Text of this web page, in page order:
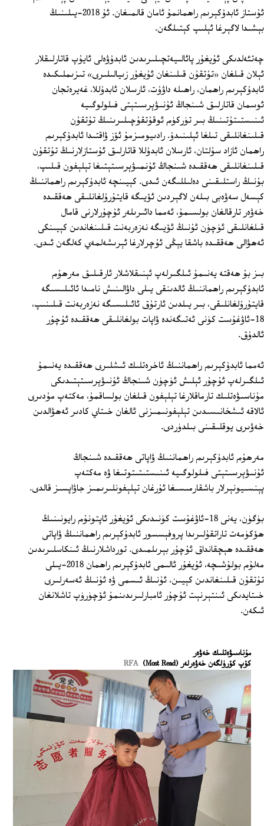
ئۇستاز ئابدۇكېرىم راھمانمۇ ئامان قالمىغان. ئۇ 2018-يىلىنىڭ
بېشىدا لاگېرغا ئېلىپ كېتىلگەن.
چەتئەلدىكى ئۇيغۇر پائالىيەتچىلىرىدىن ئابدۇۋەلى ئايۇپ قاتارلىقلار
ئېلان قىلغان «تۇتقۇن قىلىنغان ئۇيغۇر زىيالىلىرى» تىزىملىكىدە
ئابدۇكېرىم راھمان، راھىلە داۋۇت، ئارسلان ئابدۇللا، غەيرەتجان
ئوسمان قاتارلىق شىنجاڭ ئۇنىۋېرسىتېتى فىلولوگىيە
ئىنىستىتۇتىنىڭ بىر تۈركۈم ئوقۇتقۇچىلىرىنىڭ تۇتقۇن
قىلىنغانلىقى تىلغا ئېلىنىدۇ. رادىيومىزمۇ ئۆز ۋاقتىدا ئابدۇكېرىم
راھمان ئازاد سۇلتان، ئارسلان ئابدۇللا قاتارلىق ئۇستازلارنىڭ تۇتقۇن
قىلىنغانلىقى ھەققىدە شىنجاڭ ئۇنمىۋېرسىتېتىغا تېلېفون قىلىپ،
بۇنىڭ راستلىقىنى دەلىللىگەن ئىدى. كېيىنچە ئابدۇكېرىم راھماننىڭ
كېسەل سەۋەبى بىلەن لاگېردىن ئۆيىگە قايتۇرۇلغانلىقى ھەققىدە
خەۋەر تارقالغان بولسىمۇ، ئەمما دائىرىلەر ئۇچۇرلارنى قامال
قىلغانلىقى ئۈچۈن ئۇنىڭ ئۆيىگە نەزەربەنت قىلىنغاندىن كېيىنكى
ئەھۋالى ھەققىدە باشقا يېڭى ئۇچرلارغا ئېرىشەلمەي كەلگەن ئىدى.
بىز بۇ ھەقتە يەنىمۇ ئىلگىرلەپ ئېنىقلاشلار ئارقىلىق مەرھۇم
ئابدۇكېرىم راھماننىڭ ئالدىنقى يىلى داۋالىنىش نامىدا ئائىلىسىگە
قايتۇرۇلغانلىقى، بىر يىلدىن ئارتۇق ئائىلىسىگە نەزەربەنت قىلىنىپ،
18-ئاۋغۇست كۈنى ئەتىگەندە ۋاپات بولغانلىقى ھەققىدە ئۇچۇر
ئالدۇق.
ئەمما ئابدۇكېرىم راھماننىڭ ئاخرەتلىك ئىشلىرى ھەققىدە يەنىمۇ
ئىلگىرلەپ ئۇچۇر ئېلىش ئۈچۈن شىنجاڭ ئۇنىۋېرسىتېتىدىكى
مۇناسىۋەتلىك تارماقلارغا تېلېفون قىلغان بولساقمۇ، مەكتەپ مۇدىرى
ئالاقە ئىشخانىسىدىن تېلېفونىمىزنى ئالغان خىتاي كادىر ئەھۋالدىن
خەۋىرى يوقلىقىنى بىلدۈردى.
مەرھۇم ئابدۇكېرىم راھماننىڭ ۋاپاتى ھەققىدە شىنجاڭ
ئۇنىۋېرسىتېتى فىلولوگىيە ئىنىستىتىتوتىغا ۋە مەكتەپ
پېنسىيونېرلار باشقارمىسىغا ئۇرغان تېلېفونلىرىمىز جاۋاپسىز قالدى.
بۈگۈن، يەنى 18-ئاۋغۇست كۈنىدىكى ئۇيغۇر ئاپتونۇم رايونىنىڭ
ھۆكۈمەت تاراتقۇلىرىدا پروفېسسور ئابدۇكېرىم راھماننىڭ ۋاپاتى
ھەققىدە ھېچقانداق ئۇچۇر بېرىلمىدى. تورداشلارنىڭ ئىنكاسلىرىدىن
مەلۇم بولۇشىچە، ئۇيغۇر ئالىمى ئابدۇكېرىم راھمان 2018-يىلى
تۇتقۇن قىلىنغاندىن كېيىن، ئۇنىڭ ئىسمى ۋە ئۇنىڭ ئەسەرلىرى
خىتايدىكى ئىنتېرنېت ئۇچۇر ئامبارلىرىدىنمۇ ئۆچۈرۈپ تاشلانغان
ئىكەن.
ﻣﯘﻧﺎﺳﯩﯟﻩﺗﻠﯩﻚ ﺧﻪﯞﻩﺭ
كۆپ كۆرۈلگەن خەۋەرلەر (Most Read)
RFA